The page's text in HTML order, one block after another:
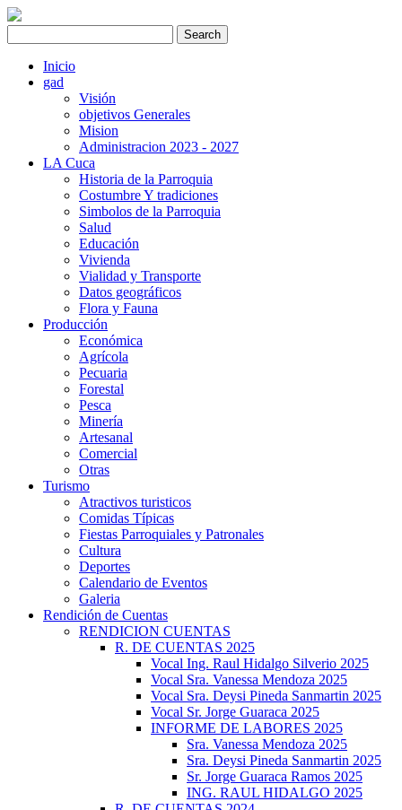
Inicio
gad
Visión
objetivos Generales
Mision
Administracion 2023 - 2027
LA Cuca
Historia de la Parroquia
Costumbre Y tradiciones
Simbolos de la Parroquia
Salud
Educación
Vivienda
Vialidad y Transporte
Datos geográficos
Flora y Fauna
Producción
Económica
Agrícola
Pecuaria
Forestal
Pesca
Minería
Artesanal
Comercial
Otras
Turismo
Atractivos turisticos
Comidas Típicas
Fiestas Parroquiales y Patronales
Cultura
Deportes
Calendario de Eventos
Galeria
Rendición de Cuentas
RENDICION CUENTAS
R. DE CUENTAS 2025
Vocal Ing. Raul Hidalgo Silverio 2025
Vocal Sra. Vanessa Mendoza 2025
Vocal Sra. Deysi Pineda Sanmartin 2025
Vocal Sr. Jorge Guaraca 2025
INFORME DE LABORES 2025
Sra. Vanessa Mendoza 2025
Sra. Deysi Pineda Sanmartin 2025
Sr. Jorge Guaraca Ramos 2025
ING. RAUL HIDALGO 2025